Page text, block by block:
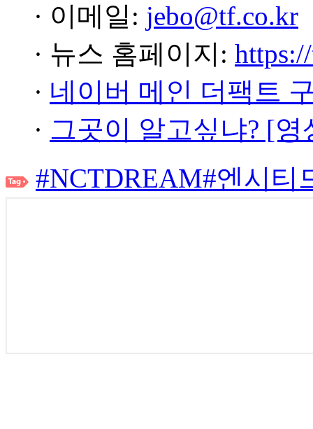
· 이메일: jebo@tf.co.kr
· 뉴스 홈페이지:
· 네이버 메인 더팩트
· 그곳이 알고싶냐? [
#NCTDREAM#엔시티